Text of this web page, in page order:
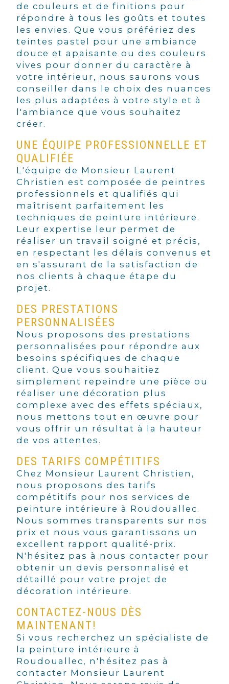
de couleurs et de finitions pour
répondre à tous les goûts et toutes
les envies. Que vous préfériez des
teintes pastel pour une ambiance
douce et apaisante ou des couleurs
vives pour donner du caractère à
votre intérieur, nous saurons vous
conseiller dans le choix des nuances
les plus adaptées à votre style et à
l'ambiance que vous souhaitez
créer.
UNE ÉQUIPE PROFESSIONNELLE ET
QUALIFIÉE
L'équipe de Monsieur Laurent
Christien est composée de peintres
professionnels et qualifiés qui
maîtrisent parfaitement les
techniques de peinture intérieure.
Leur expertise leur permet de
réaliser un travail soigné et précis,
en respectant les délais convenus et
en s'assurant de la satisfaction de
nos clients à chaque étape du
projet.
DES PRESTATIONS
PERSONNALISÉES
Nous proposons des prestations
personnalisées pour répondre aux
besoins spécifiques de chaque
client. Que vous souhaitiez
simplement repeindre une pièce ou
réaliser une décoration plus
complexe avec des effets spéciaux,
nous mettons tout en œuvre pour
vous offrir un résultat à la hauteur
de vos attentes.
DES TARIFS COMPÉTITIFS
Chez Monsieur Laurent Christien,
nous proposons des tarifs
compétitifs pour nos services de
peinture intérieure à Roudouallec.
Nous sommes transparents sur nos
prix et nous vous garantissons un
excellent rapport qualité-prix.
N'hésitez pas à nous contacter pour
obtenir un devis personnalisé et
détaillé pour votre projet de
décoration intérieure.
CONTACTEZ-NOUS DÈS
MAINTENANT!
Si vous recherchez un spécialiste de
la peinture intérieure à
Roudouallec, n'hésitez pas à
contacter Monsieur Laurent